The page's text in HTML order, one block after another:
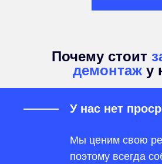
Почему стоит
демонтажу
У нас нет
Мы ценим свою
поэтому всегда